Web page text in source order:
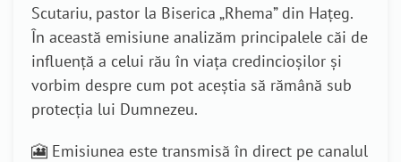
Scutariu, pastor la Biserica „Rhema” din Hațeg.
În această emisiune analizăm principalele căi de
influență a celui rău în viața credincioșilor și
vorbim despre cum pot aceștia să rămână sub
protecția lui Dumnezeu.
🎦 Emisiunea este transmisă în direct pe canalul